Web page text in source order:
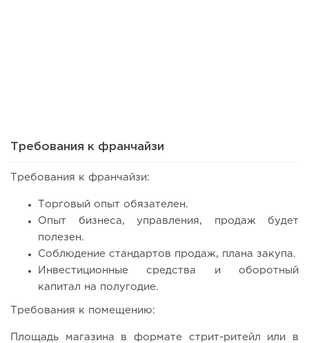
133
Сколько приносит маленькая кофейня в Екатеринбурге в
Требования к франчайзи
Требования к франчайзи:
Торговый опыт обязателен.
Опыт бизнеса, управления, продаж будет
полезен.
Соблюдение стандартов продаж, плана закупа.
Инвестиционные средства и оборотный
капитал на полугодие.
Требования к помещению:
Площадь магазина в формате стрит-ритейл или в